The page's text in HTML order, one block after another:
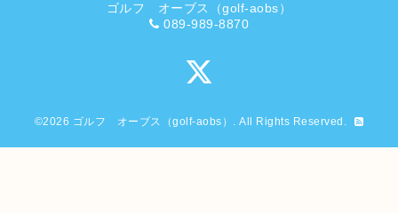
ゴルフ オーブス（golf-aobs）
089-989-8870
©2026 ゴルフ オーブス（golf-aobs） . All Rights Reserved.